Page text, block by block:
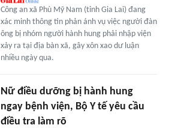
Công an xã Phù Mỹ Nam (tỉnh Gia Lai) đang
xác minh thông tin phản ánh vụ việc người đàn
ông bị nhóm người hành hung phải nhập viện
xảy ra tại địa bàn xã, gây xôn xao dư luận
nhiều ngày qua.
Nữ điều dưỡng bị hành hung
ngay bệnh viện, Bộ Y tế yêu cầu
điều tra làm rõ